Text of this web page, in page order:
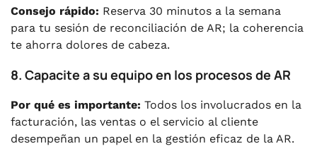
Consejo rápido: Reserva 30 minutos a la semana
para tu sesión de reconciliación de AR; la coherencia
te ahorra dolores de cabeza.
8. Capacite a su equipo en los procesos de AR
Por qué es importante: Todos los involucrados en la
facturación, las ventas o el servicio al cliente
desempeñan un papel en la gestión eficaz de la AR.